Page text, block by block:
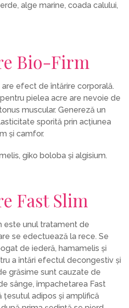
alge marine, coada calului,
Bio-Firm
efect de întărire corporală.
pielea acre are nevoie de
muscular. Genereză un
sporită prin acțiunea
și camfor.
giko boloba și algisium.
Fast Slim​
este unul tratament de
se edectuează la rece. Se
de iederă, hamamelis și
a întări efectul decongestiv și
grăsime sunt cauzate de
sânge, împachetarea Fast
adipos și amplifică